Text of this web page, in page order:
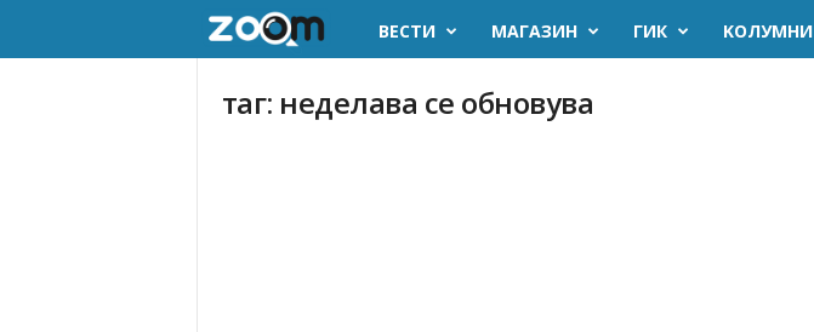
ВЕСТИ МАГАЗИН ГИК KОЛУМНИ
таг: неделава се обновува